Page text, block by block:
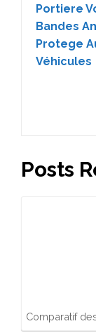
Portiere
Bandes
Protege
Véhicules
Posts
Comparatif